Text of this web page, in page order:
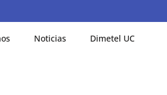
Noticias Dimetel UC